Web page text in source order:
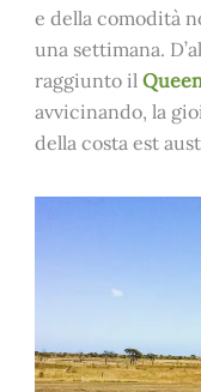
e della comodità
una settimana.
raggiunto il
avvicinando, la
della costa est